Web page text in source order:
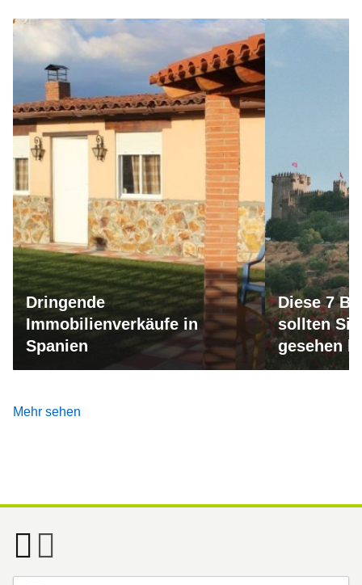
Dringende
Immobilienverkäufe in
Spanien
Diese 7
sollten
gesehen
Mehr sehen